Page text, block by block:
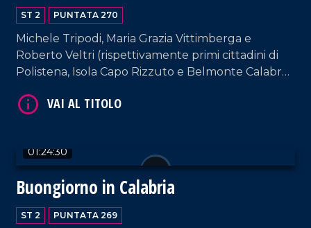
ST 2 PUNTATA 270
Michele Tripodi, Maria Grazia Vittimberga e
Roberto Veltri (rispettivamente primi cittadini di
Polistena, Isola Capo Rizzuto e Belmonte Calabro)
cura di Adelia Iacino e Ugo Floro.
01:24:30
Buongiorno in Calabria
ST 2 PUNTATA 269
VAI AL TITOLO